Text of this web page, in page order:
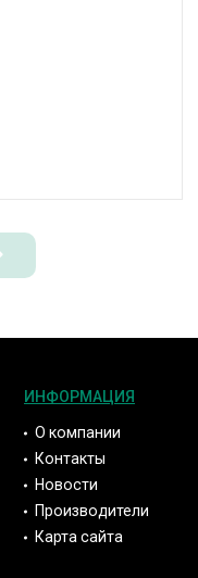
ИНФОРМАЦИЯ
О компании
Контакты
Новости
Производители
Карта сайта